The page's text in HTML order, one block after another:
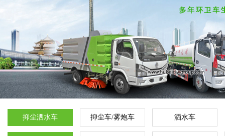
抑尘洒水车 抑尘车/雾炮车 洒水车